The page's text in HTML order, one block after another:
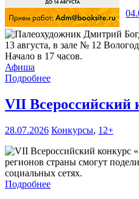
13 августа, в зале № 12
Начало в 17 часов.
Афиша
Подробнее
VII Всероссийский
28.07.2026 Конкурсы, 12+
регионов страны смогут
социальных сетях.
Подробнее